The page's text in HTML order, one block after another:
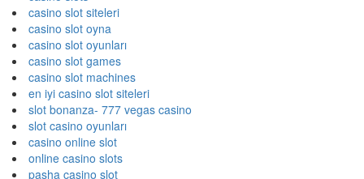
casino slot siteleri
casino slot oyna
casino slot oyunları
casino slot games
casino slot machines
en iyi casino slot siteleri
slot bonanza- 777 vegas casino
slot casino oyunları
casino online slot
online casino slots
pasha casino slot